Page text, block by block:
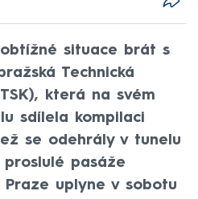
situace brát s
Technická
která na svém
sdílela kompilaci
se odehrály v tunelu
proslulé pasáže
Praze uplyne v sobotu